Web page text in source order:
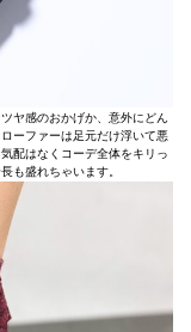
ヤ感のおかげか、意外にどん
ーファーは足元だけ浮いて悪
配はなくコーデ全体をキリっ
も盛れちゃいます。